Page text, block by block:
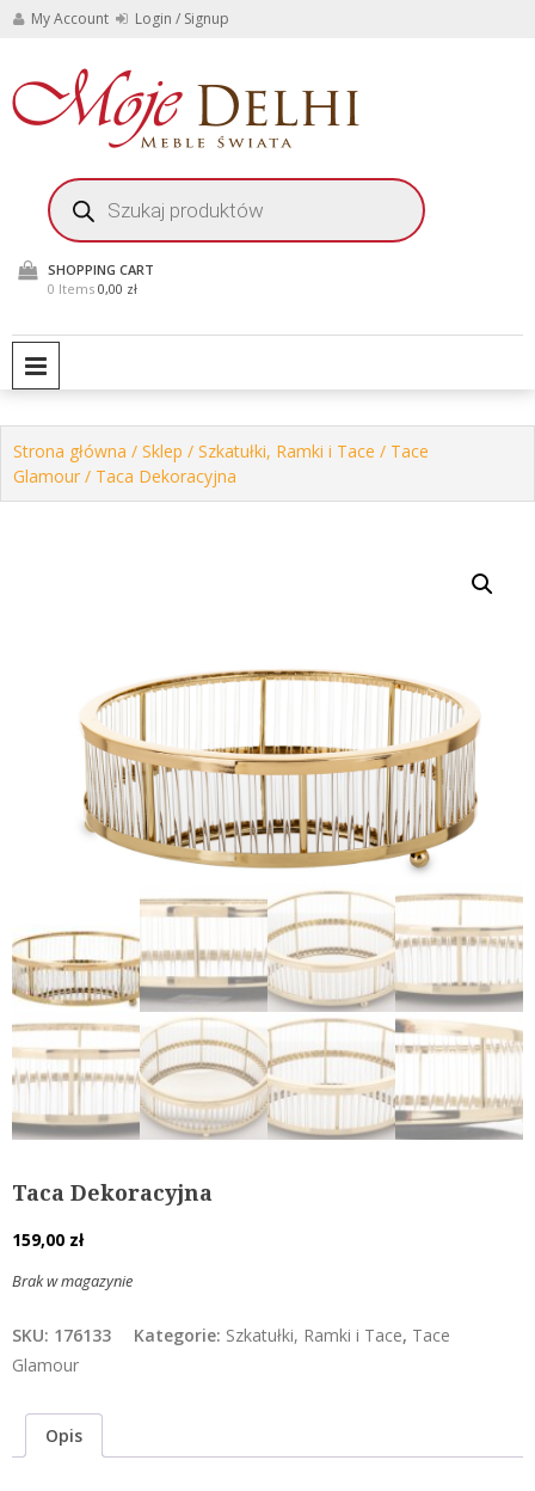
SkipMy Account Login / Signup
Delhi
Meble
Świata
Wyszukiwarka
produktów
SHOPPING CART
0 Items 0,00 zł
Strona główna / Sklep / Szkatułki, Ramki i Tace / Tace
Glamour / Taca Dekoracyjna
Taca Dekoracyjna
159,00 zł
Brak w magazynie
SKU: 176133 Kategorie: Szkatułki, Ramki i Tace, Tace
Glamour
Opis